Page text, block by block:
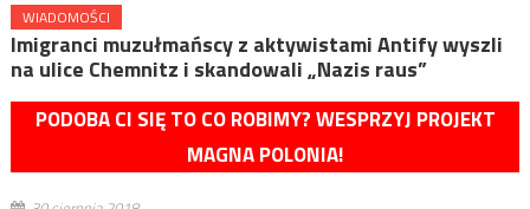
WIADOMOŚCI
Imigranci muzułmańscy z aktywistami Antify wyszli
na ulice Chemnitz i skandowali „Nazis raus”
PODOBA CI SIĘ TO CO ROBIMY? WESPRZYJ PROJEKT
MAGNA POLONIA!